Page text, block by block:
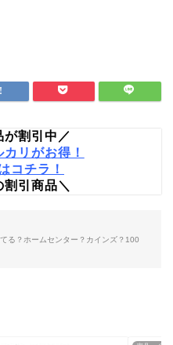
が割引中／
リがお得！
コチラ！
割引商品＼
る？ホームセンター？カインズ？100